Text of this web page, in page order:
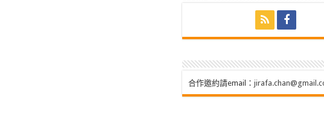
合作邀約請email：